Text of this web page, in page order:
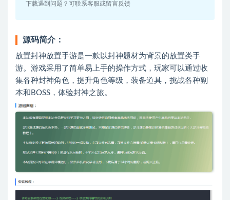
下载遇到问题？可联系客服或留言反馈
源码简介：
放置封神放置手游是一款以封神题材为背景的放置类手
游。游戏采用了简单易上手的操作方式，玩家可以通过收
集各种封神角色，提升角色等级，装备道具，挑战各种副
本和BOSS，体验封神之旅。